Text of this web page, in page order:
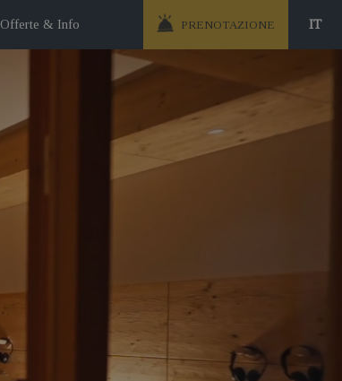
Offerte & Info IT
PRENOTAZIONE